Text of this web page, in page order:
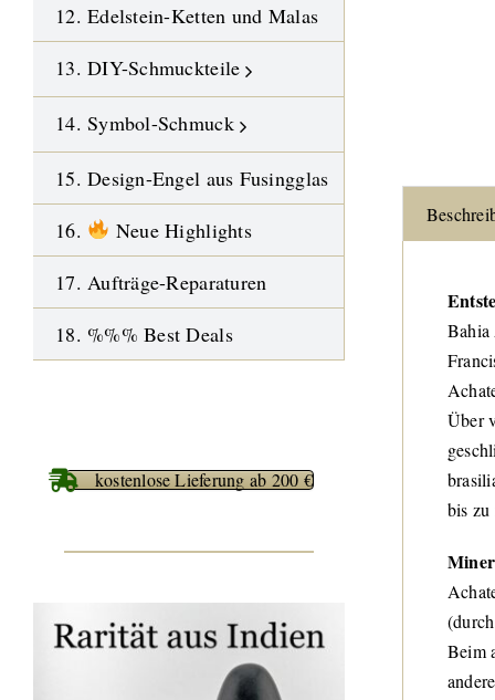
Bahia
Über
bis zu
Beim
12. Edelstein-Ketten und Malas
13. DIY-Schmuckteile
14. Symbol-Schmuck
15. Design-Engel aus Fusingglas
16.
Neue Highlights
17. Aufträge-Reparaturen
18. %%% Best Deals
kostenlose Lieferung ab 200 €